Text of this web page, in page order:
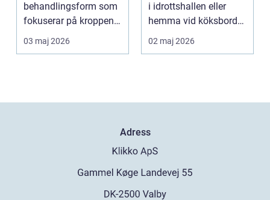
behandlingsform som
fokuserar på kroppens
egen förmåga att lä...
03 maj 2026
i idrottshallen eller
hemma vid köksbordet
finns det ba...
02 maj 2026
Adress